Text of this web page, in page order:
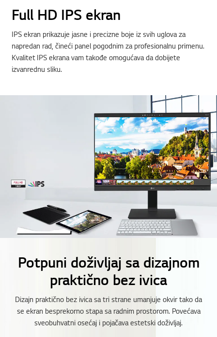
Full HD IPS ekran
IPS ekran prikazuje jasne i precizne boje iz svih uglova za
napredan rad, čineći panel pogodnim za profesionalnu primenu.
Kvalitet IPS ekrana vam takođe omogućava da dobijete
izvanrednu sliku.
Potpuni doživljaj sa dizajnom
praktično bez ivica
Dizajn praktično bez ivica sa tri strane umanjuje okvir tako da
se ekran besprekorno stapa sa radnim prostorom. Povećava
sveobuhvatni osećaj i pojačava estetski doživljaj.